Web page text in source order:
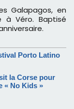
Galapagos, en
à Véro. Baptisé
Porto Latino
la Corse pour
« No Kids »